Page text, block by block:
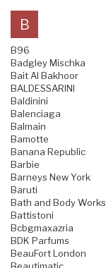
B
B96
Badgley Mischka
Bait Al Bakhoor
BALDESSARINI
Baldinini
Balenciaga
Balmain
Bamotte
Banana Republic
Barbie
Barneys New York
Baruti
Bath and Body Works
Battistoni
Bcbgmaxazria
BDK Parfums
BeauFort London